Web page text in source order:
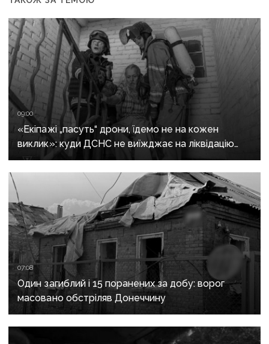
09:00
«Екіпажі „пасуть“ дрони, їдемо не на кожен
виклик»: куди ДСНС не виїжджає на ліквідацію
надзвичайних ситуацій у Краматорську
та Слов’янську
07:08
Один загиблий і 15 поранених за добу: ворог
масовано обстріляв Донеччину